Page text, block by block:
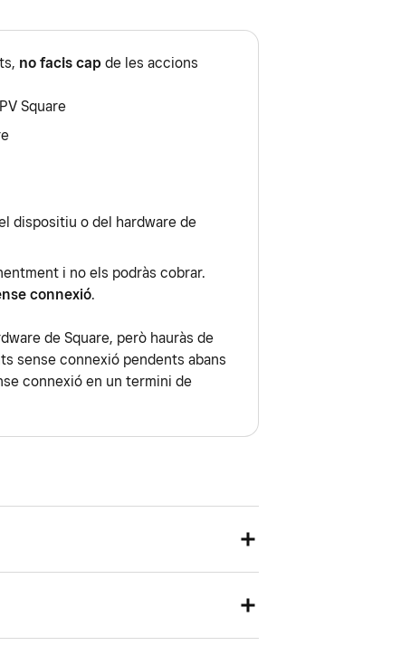
no facis cap de les accions
Square
dispositiu o del hardware de
i no els podràs cobrar.
connexió.
de Square, però hauràs de
sense connexió pendents abans
connexió en un termini de